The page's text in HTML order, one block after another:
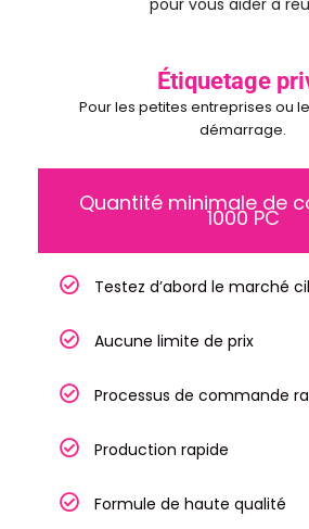
pour vous aider à
Étiquetage
Pour les petites entreprises ou
démarrage.
Quantité minimale de
1000 PC
Testez d’abord le marché
Aucune limite de prix
Processus de commande
Production rapide
Formule de haute qualité